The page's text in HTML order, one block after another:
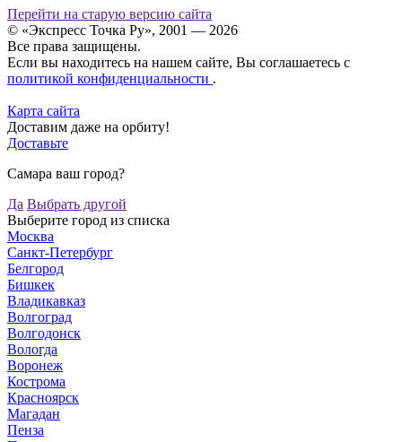
Перейти на старую версию сайта
© «Экспресс Точка Ру», 2001 — 2026
Все права защищены.
Если вы находитесь на нашем сайте, Вы соглашаетесь с
политикой конфиденциальности .
Карта сайта
Доставим даже на орбиту!
Доставьте
Самара ваш город?
Да Выбрать другой
Выберите город из списка
Москва
Санкт-Петербург
Белгород
Бишкек
Владикавказ
Волгоград
Волгодонск
Вологда
Воронеж
Кострома
Красноярск
Магадан
Пенза